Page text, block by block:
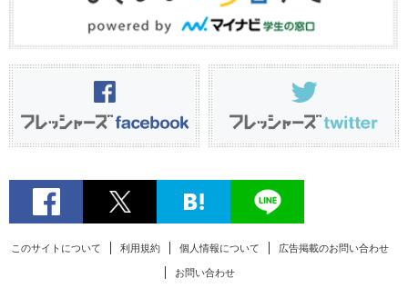
このサイトについて 利用規約 個人情報について 広告掲載のお問い合わせ
お問い合わせ